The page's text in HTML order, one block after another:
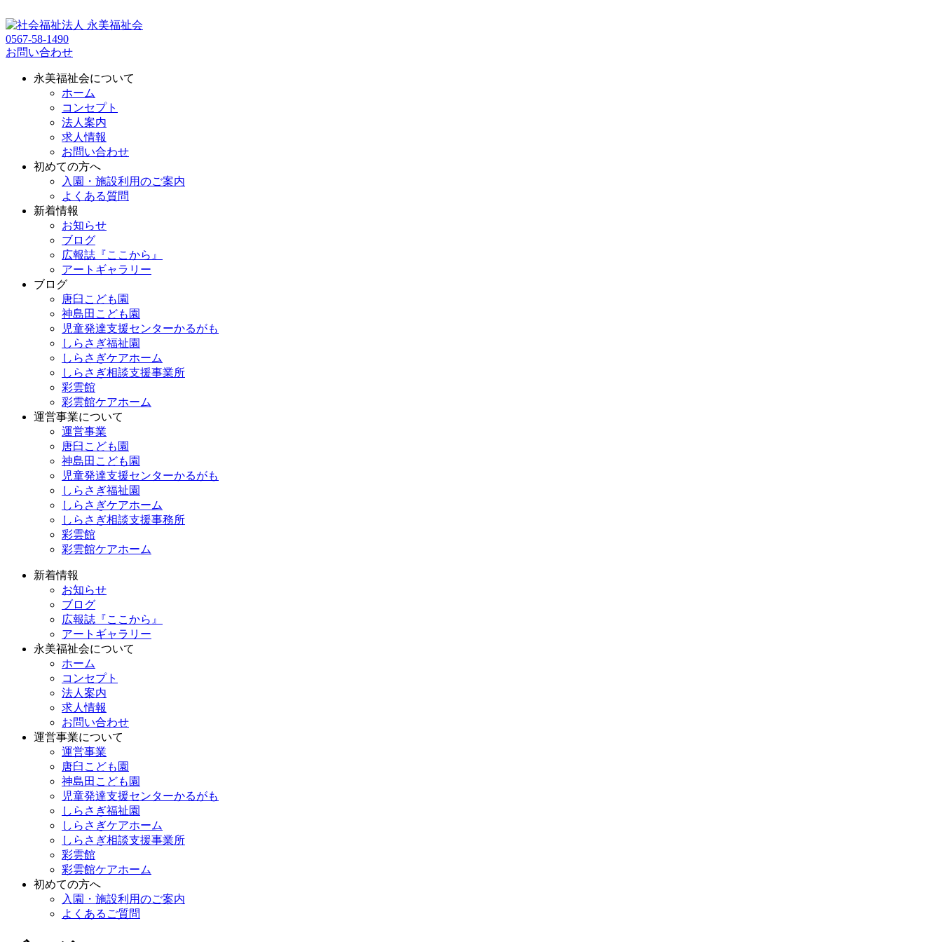
0567-58-1490
お問い合わせ
永美福祉会について
ホーム
コンセプト
法人案内
求人情報
お問い合わせ
初めての方へ
入園・施設利用のご案内
よくある質問
新着情報
お知らせ
ブログ
広報誌『ここから』
アートギャラリー
ブログ
唐臼こども園
神島田こども園
児童発達支援センターかるがも
しらさぎ福祉園
しらさぎケアホーム
しらさぎ相談支援事業所
彩雲館
彩雲館ケアホーム
運営事業について
運営事業
唐臼こども園
神島田こども園
児童発達支援センターかるがも
しらさぎ福祉園
しらさぎケアホーム
しらさぎ相談支援事務所
彩雲館
彩雲館ケアホーム
新着情報
お知らせ
ブログ
広報誌『ここから』
アートギャラリー
永美福祉会について
ホーム
コンセプト
法人案内
求人情報
お問い合わせ
運営事業について
運営事業
唐臼こども園
神島田こども園
児童発達支援センターかるがも
しらさぎ福祉園
しらさぎケアホーム
しらさぎ相談支援事業所
彩雲館
彩雲館ケアホーム
初めての方へ
入園・施設利用のご案内
よくあるご質問